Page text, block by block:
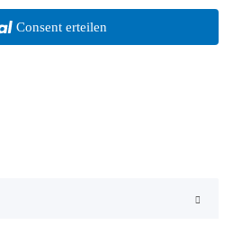
Consent erteilen